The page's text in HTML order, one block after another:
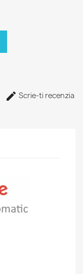
Scrie-ti recenzia